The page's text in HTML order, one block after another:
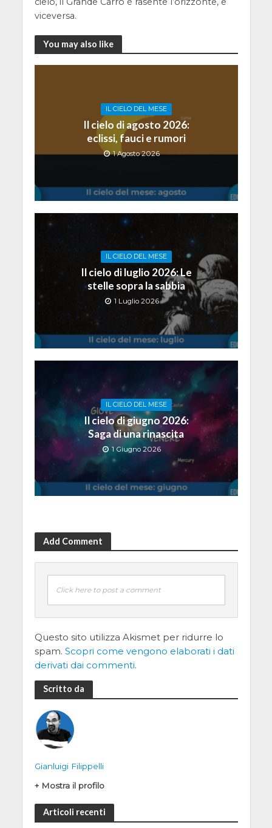
viceversa.
You may also like
IL CIELO DEL MESE
Il cielo di agosto 2026:
eclissi, fauci e rumori
1 Agosto 2026
IL CIELO DEL MESE
Il cielo di luglio 2026: Le
stelle sopra la sabbia
1 Luglio 2026
IL CIELO DEL MESE
Il cielo di giugno 2026:
Saga di una rinascita
1 Giugno 2026
Add Comment
Click here to post a comment
Questo sito utilizza Akismet per ridurre lo
spam. Scopri come vengono elaborati i dati
derivati dai commenti.
Scritto da
Gianluigi Filippelli
+ Mostra il profilo
Articoli recenti